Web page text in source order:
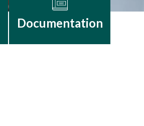
Documentation